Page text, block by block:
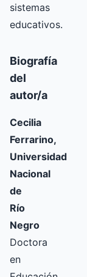
sistemas
educativos.
Biografía
del
autor/a
Cecilia
Ferrarino,
Universidad
Nacional
de
Río
Negro
Doctora
en